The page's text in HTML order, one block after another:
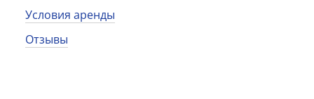
Условия аренды
Отзывы